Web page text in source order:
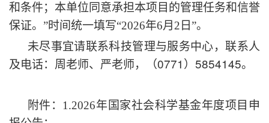
和条件；本单位同意承担本项目的管理任务和信誉
保证。”时间统一填写“2026年6月2日”。
未尽事宜请联系科技管理与服务中心，联系人
及电话： 周老师、严老师， （0771） 5854145。
附件： 1.2026年国家社会科学基金年度项目申